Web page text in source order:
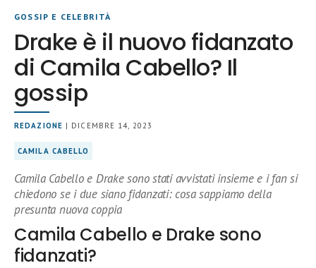
GOSSIP E CELEBRITÀ
Drake è il nuovo fidanzato
di Camila Cabello? Il
gossip
REDAZIONE | DICEMBRE 14, 2023
CAMILA CABELLO
Camila Cabello e Drake sono stati avvistati insieme e i fan si
chiedono se i due siano fidanzati: cosa sappiamo della
presunta nuova coppia
Camila Cabello e Drake sono
fidanzati?